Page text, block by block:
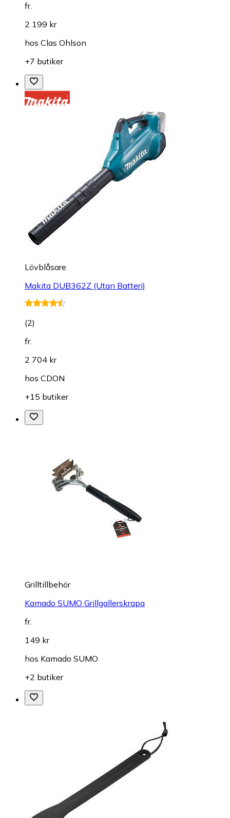
fr.
2 199 kr
hos Clas Ohlson
+7 butiker
Lövblåsare
Makita DUB362Z (Utan Batteri)
(2)
fr.
2 704 kr
hos CDON
+15 butiker
Grilltillbehör
Kamado SUMO Grillgallerskrapa
fr.
149 kr
hos Kamado SUMO
+2 butiker